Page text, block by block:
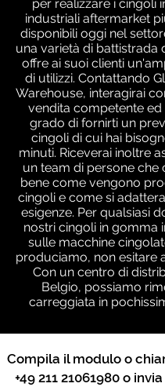
per realizzare i cingoli
industriali aftermarket
disponibili oggi nel
una varietà di battistrada
offre ai suoi clienti
di utilizzi. Contattando
Warehouse, interagirai
vendita competente ed
grado di fornirti un
cingoli di cui hai
minuti. Riceverai inoltre
un team di persone che
bene come vengono
cingoli e come si
esigenze. Per qualsiasi
nostri cingoli in gomma
sulle macchine
produciamo, non esitare
Con un centro di
Belgio, possiamo
carreggiata in
Compila il modulo o
+49 211 21061980 o